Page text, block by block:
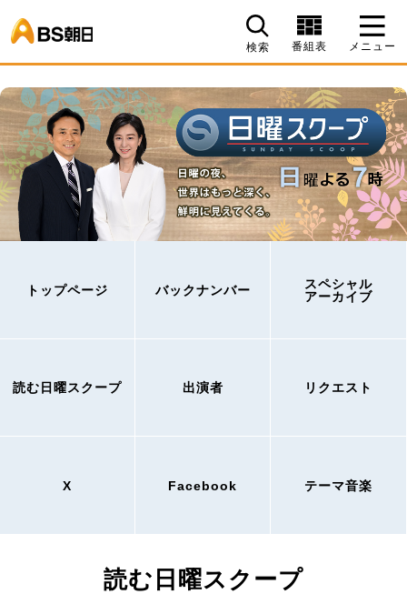
検索 番組表 メニュー
トップページ バックナンバー
スペシャル
アーカイブ
読む日曜スクープ 出演者 リクエスト
X Facebook テーマ音楽
読む日曜スクープ